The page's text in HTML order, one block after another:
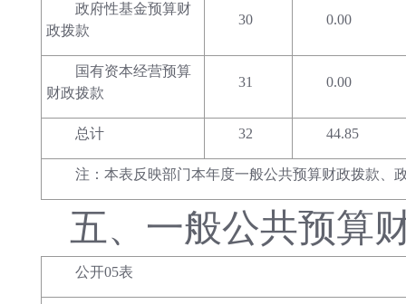
政府性基金预算财
政拨款
30 0.00
国有资本经营预算
财政拨款
31 0.00
总计 32 44.85
注：本表反映部门本年度一般公共预算财政拨款、
五、 一般公共预算
公开05表